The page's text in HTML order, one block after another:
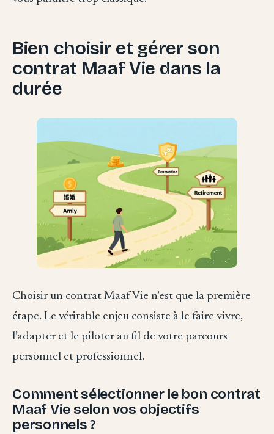
Bien choisir et gérer son
contrat Maaf Vie dans la
durée
Choisir un contrat Maaf Vie n’est que la première
étape. Le véritable enjeu consiste à le faire vivre,
l’adapter et le piloter au fil de votre parcours
personnel et professionnel.
Comment sélectionner le bon contrat
Maaf Vie selon vos objectifs
personnels ?